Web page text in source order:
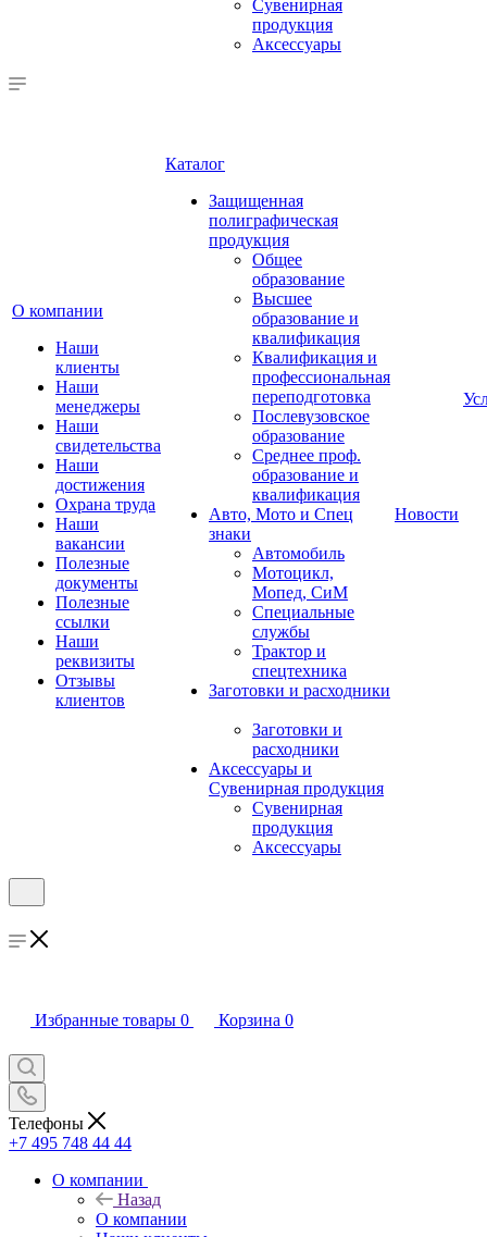
Сувенирная
продукция
Аксессуары
О компании
Наши
клиенты
Наши
менеджеры
Наши
свидетельства
Наши
достижения
Охрана труда
Наши
вакансии
Полезные
документы
Полезные
ссылки
Наши
реквизиты
Отзывы
клиентов
Каталог
Защищенная
полиграфическая
продукция
Общее
образование
Высшее
образование и
квалификация
Квалификация и
профессиональная
переподготовка
Послевузовское
образование
Среднее проф.
образование и
квалификация
Авто, Мото и Спец
знаки
Автомобиль
Мотоцикл,
Мопед, СиМ
Специальные
службы
Трактор и
спецтехника
Заготовки и расходники
Заготовки и
расходники
Аксессуары и
Сувенирная продукция
Сувенирная
продукция
Аксессуары
Новости
Избранные товары 0 Корзина 0
Телефоны
+7 495 748 44 44
О компании
Назад
О компании